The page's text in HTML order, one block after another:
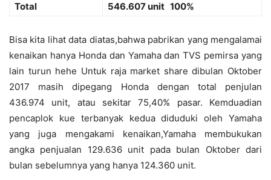
Total
546.607 unit 100%
Bisa kita lihat data diatas,bahwa pabrikan yang mengalamai
kenaikan hanya Honda dan Yamaha dan TVS pemirsa yang
lain turun hehe Untuk raja market share dibulan Oktober
2017 masih dipegang Honda dengan total penjulan
436.974 unit, atau sekitar 75,40% pasar. Kemduadian
pencaplok kue terbanyak kedua diduduki oleh Yamaha
yang juga mengakami kenaikan,Yamaha membukukan
angka penjualan 129.636 unit pada bulan Oktober dari
bulan sebelumnya yang hanya 124.360 unit.